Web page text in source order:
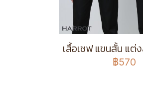
เสื้อเชฟ แขนสั้น แต่
฿570